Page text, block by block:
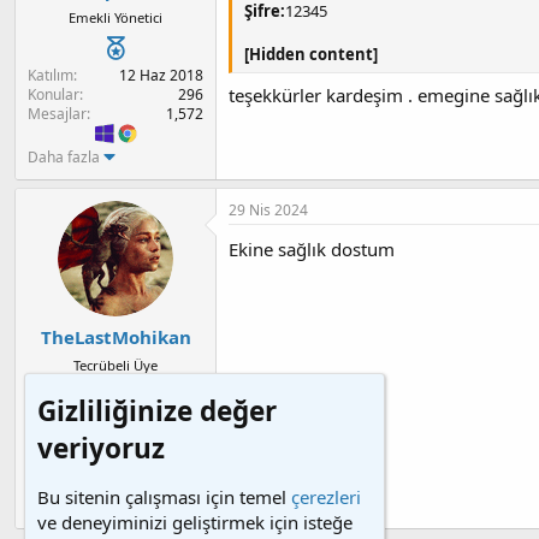
Emekli Yönetici
Katılım
12 Haz 2018
Konular
296
Mesajlar
1,572
Daha fazla
Şifre:12345
[Hidden content]
teşekkürler kardeşim . emegine
TheLastMohikan
Tecrübeli Üye
Katılım
11 Haz 2018
Konular
Mesajlar
Daha fazla
29 Nis 2024
Ekine sağlık dostum
Gizliliğinize değer
veriyoruz
Bu sitenin çalışması için temel çerezleri
ve deneyiminizi geliştirmek için isteğe